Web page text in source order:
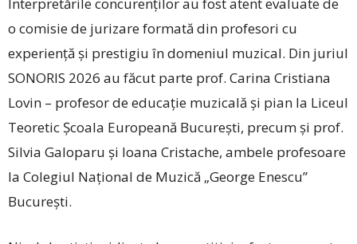
o comisie de jurizare formată din profesori cu
experiență și prestigiu în domeniul muzical. Din juriul
SONORIS 2026 au făcut parte prof. ­Carina Cristiana
Lovin – profesor de educație muzicală și pian la Liceul
Teoretic Școala Europeană București, precum și prof.
Silvia Galoparu și Ioana Cristache, ambele profesoare
la Colegiul Național de Muzică ­„George Enescu”
București.